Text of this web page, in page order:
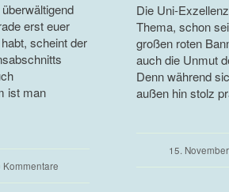
erst euer
scheint der
ist man
Kommentare
Die Uni-
Thema, schon
großen roten
auch die Unmut
Denn während
außen hin stolz
15. /